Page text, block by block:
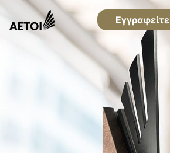
Εγγραφείτε